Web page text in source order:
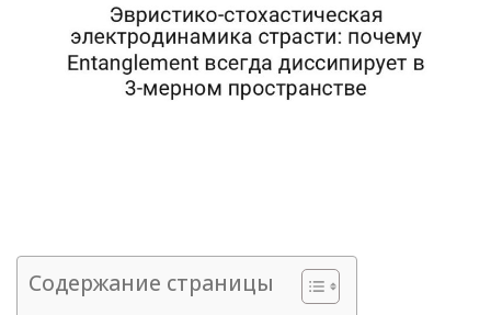
Содержание страницы